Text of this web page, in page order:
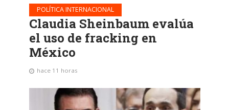
POLÍTICA INTERNACIONAL
Claudia Sheinbaum evalúa
el uso de fracking en
México
hace 11 horas